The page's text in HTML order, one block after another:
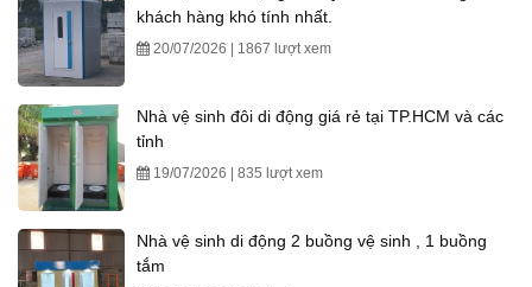
khách hàng khó tính nhất.
20/07/2026 | 1867 lượt xem
Nhà vệ sinh đôi di động giá rẻ tại TP.HCM và các
tỉnh
19/07/2026 | 835 lượt xem
Nhà vệ sinh di động 2 buồng vệ sinh , 1 buồng
tắm